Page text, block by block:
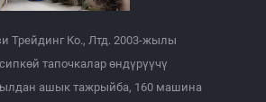
Трейдинг Ко., Лтд. 2003-жылы
тапочкалар өндүрүүчү
ашык тажрыйба, 160 машина